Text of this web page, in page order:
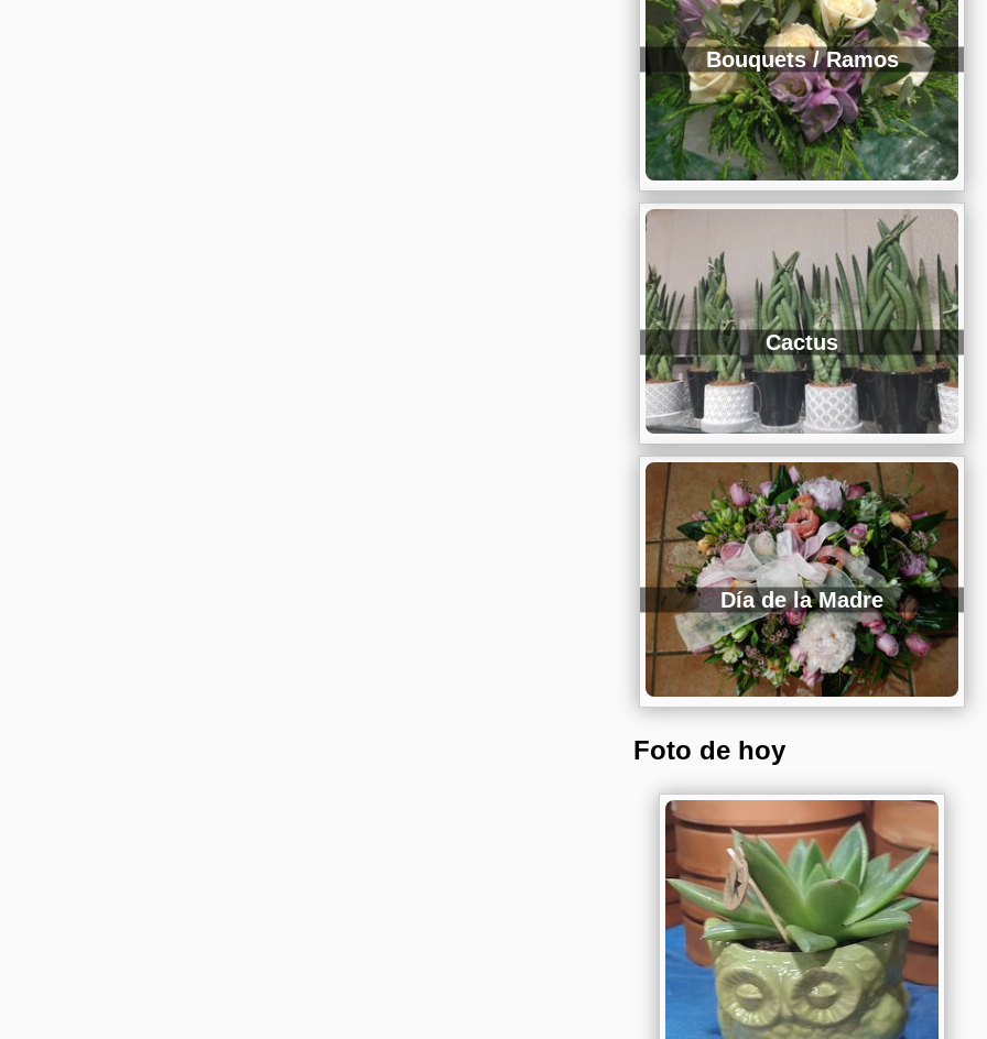
Bouquets / Ramos
Cactus
Día de la Madre
Foto de hoy